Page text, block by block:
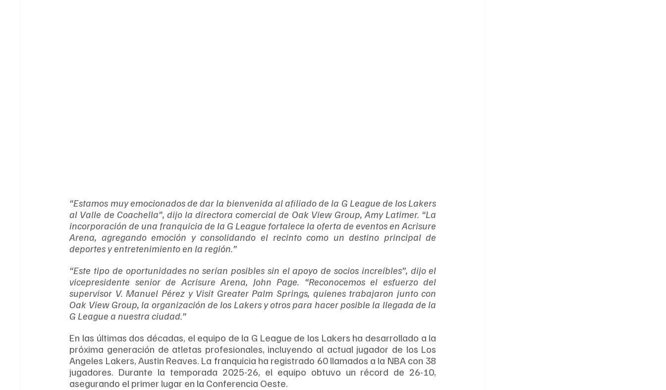
“Estamos muy emocionados de dar la bienvenida al afiliado de la G League de los Lakers
al Valle de Coachella”, dijo la directora comercial de Oak View Group, Amy Latimer. “La
incorporación de una franquicia de la G League fortalece la oferta de eventos en Acrisure
Arena, agregando emoción y consolidando el recinto como un destino principal de
deportes y entretenimiento en la región.”
“Este tipo de oportunidades no serían posibles sin el apoyo de socios increíbles”, dijo el
vicepresidente senior de Acrisure Arena, John Page. “Reconocemos el esfuerzo del
supervisor V. Manuel Pérez y Visit Greater Palm Springs, quienes trabajaron junto con
Oak View Group, la organización de los Lakers y otros para hacer posible la llegada de la
G League a nuestra ciudad.”
En las últimas dos décadas, el equipo de la G League de los Lakers ha desarrollado a la
próxima generación de atletas profesionales, incluyendo al actual jugador de los Los
Angeles Lakers, Austin Reaves. La franquicia ha registrado 60 llamados a la NBA con 38
jugadores. Durante la temporada 2025-26, el equipo obtuvo un récord de 26-10,
asegurando el primer lugar en la Conferencia Oeste.